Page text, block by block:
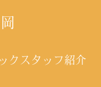
クスタッフ紹介